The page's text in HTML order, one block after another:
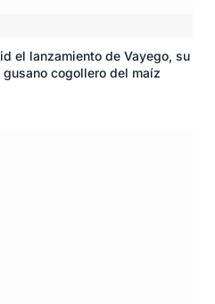
el lanzamiento de Vayego, su
cogollero del maíz